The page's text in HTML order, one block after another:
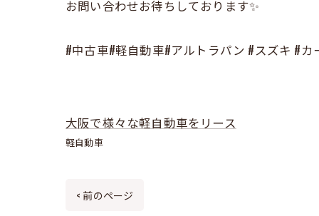
お問い合わせお待ちしております✨
#中古車#軽自動車#アルトラパン #スズキ #
大阪で様々な軽自動車をリース
軽自動車
< 前のページ